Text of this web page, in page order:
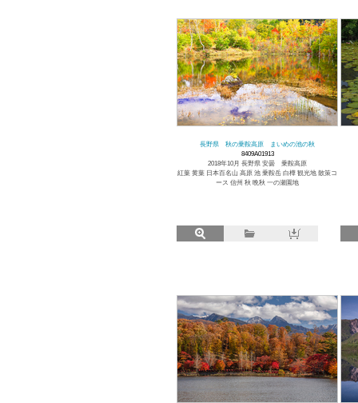
長野県 秋の乗鞍高原 まいめの池の秋
8409A01913
2018年10月 長野県 安曇 乗鞍高原
紅葉 黄葉 日本百名山 高原 池 乗鞍岳 白樺 観光地 散策コ
ース 信州 秋 晩秋 一の瀬園地